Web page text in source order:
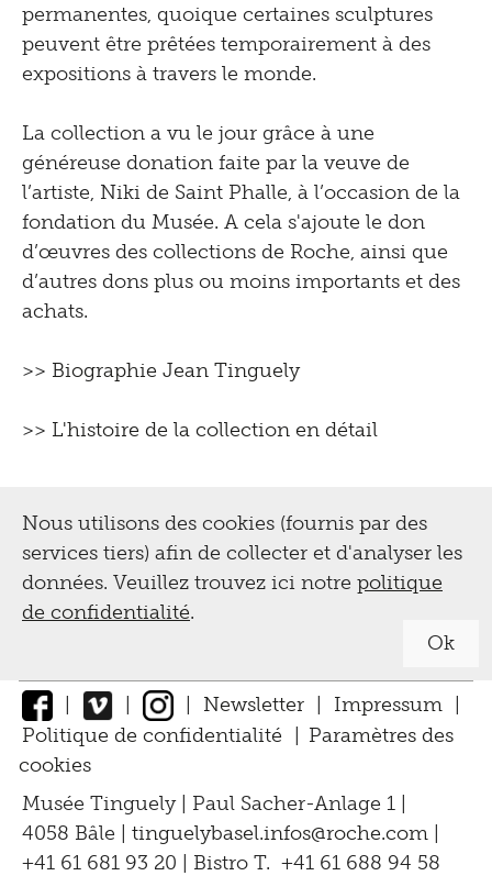
permanentes, quoique certaines sculptures
peuvent être prêtées temporairement à des
expositions à travers le monde.
La collection a vu le jour grâce à une
généreuse donation faite par la veuve de
l’artiste, Niki de Saint Phalle, à l’occasion de la
fondation du Musée. A cela s'ajoute le don
d’œuvres des collections de Roche, ainsi que
d’autres dons plus ou moins importants et des
achats.
>> Biographie Jean Tinguely
>> L'histoire de la collection en détail
Nous utilisons des cookies (fournis par des
services tiers) afin de collecter et d'analyser les
données. Veuillez trouvez ici notre politique
de confidentialité.
Ok
| | | Newsletter | Impressum |
Politique de confidentialité
Paramètres des
cookies
Musée Tinguely | Paul Sacher-Anlage 1 |
4058 Bâle | tinguelybasel.infos@roche.com
+41 61 681 93 20 | Bistro T. +41 61 688 94 58